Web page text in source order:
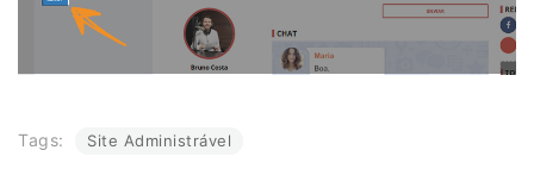
Tags: Site Administrável